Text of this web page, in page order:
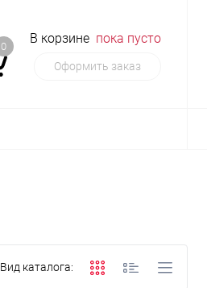
0
В корзине пока пусто
Оформить заказ
Вид каталога: